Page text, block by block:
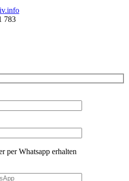
783
per Whatsapp erhalten